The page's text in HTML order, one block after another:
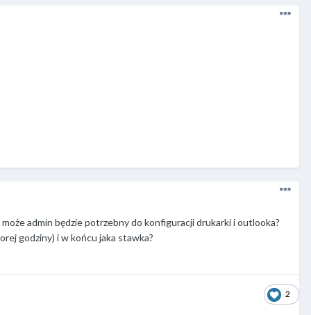
admin będzie potrzebny do konfiguracji drukarki i outlooka?
godziny) i w końcu jaka stawka?
2